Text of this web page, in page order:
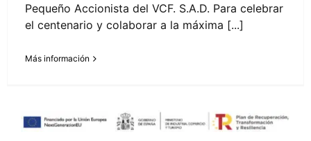
Pequeño Accionista del VCF. S.A.D. Para celebrar
el centenario y colaborar a la máxima [...]
Más información